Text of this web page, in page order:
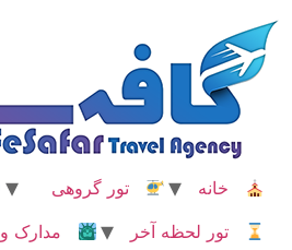
محتوا
خانه تور گروهی
تور لحظه آخر
مدارک